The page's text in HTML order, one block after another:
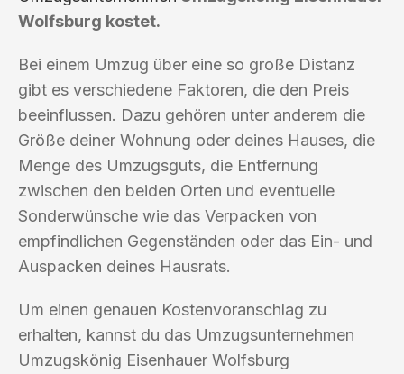
Wolfsburg kostet.
Bei einem Umzug über eine so große Distanz
gibt es verschiedene Faktoren, die den Preis
beeinflussen. Dazu gehören unter anderem die
Größe deiner Wohnung oder deines Hauses, die
Menge des Umzugsguts, die Entfernung
zwischen den beiden Orten und eventuelle
Sonderwünsche wie das Verpacken von
empfindlichen Gegenständen oder das Ein- und
Auspacken deines Hausrats.
Um einen genauen Kostenvoranschlag zu
erhalten, kannst du das Umzugsunternehmen
Umzugskönig Eisenhauer Wolfsburg